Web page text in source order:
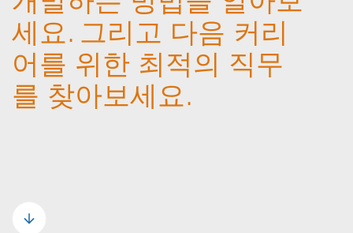
세요. 그리고 다음 커리
어를 위한 최적의 직무
를 찾아보세요.